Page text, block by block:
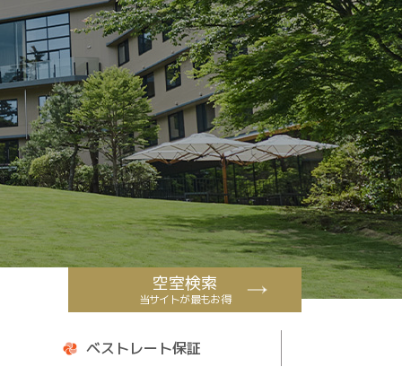
空室検索
当サイトが最もお得
ベストレート保証